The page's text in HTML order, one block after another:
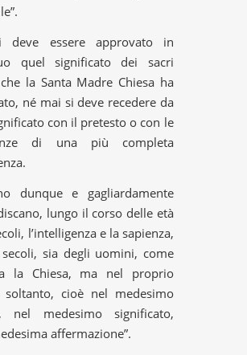
deve essere approvato in
quel significato dei sacri
la Santa Madre Chiesa ha
né mai si deve recedere da
con il pretesto o con le
di una più completa
dunque e gagliardamente
lungo il corso delle età
l’intelligenza e la sapienza,
sia degli uomini, come
la Chiesa, ma nel proprio
soltanto, cioè nel medesimo
nel medesimo significato,
affermazione”.